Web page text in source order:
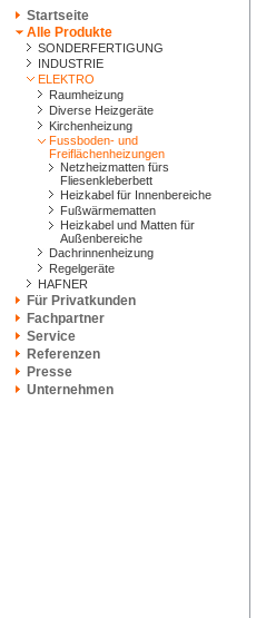
Startseite
Alle Produkte
SONDERFERTIGUNG
INDUSTRIE
ELEKTRO
Raumheizung
Diverse Heizgeräte
Kirchenheizung
Fussboden- und
Freiflächenheizungen
Netzheizmatten fürs
Fliesenkleberbett
Heizkabel für Innenbereiche
Fußwärmematten
Heizkabel und Matten für
Außenbereiche
Dachrinnenheizung
Regelgeräte
HAFNER
Für Privatkunden
Fachpartner
Service
Referenzen
Presse
Unternehmen